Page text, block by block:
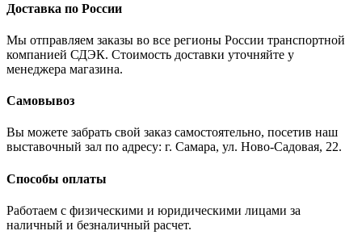
Доставка по России
Мы отправляем заказы во все регионы России транспортной
компанией СДЭК. Стоимость доставки уточняйте у
менеджера магазина.
Самовывоз
Вы можете забрать свой заказ самостоятельно, посетив наш
выставочный зал по адресу: г. Самара, ул. Ново-Садовая, 22.
Способы оплаты
Работаем с физическими и юридическими лицами за
наличный и безналичный расчет.